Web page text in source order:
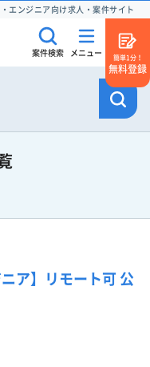
エンジニア向け求人・案件サイト
案件検索 メニュー
簡単1分！
無料登録
ア】リモート可 公